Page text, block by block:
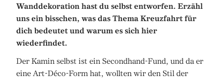
Wanddekoration hast du selbst entworfen. Erzähl
uns ein bisschen, was das Thema Kreuzfahrt für
dich bedeutet und warum es sich hier
wiederfindet.
Der Kamin selbst ist ein Secondhand-Fund, und da er
eine Art-Déco-Form hat, wollten wir den Stil der